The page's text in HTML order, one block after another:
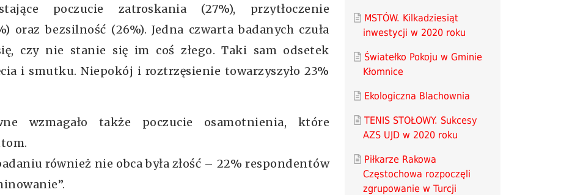
poczucie zatroskania (27%), przytłoczenie
oraz bezsilność (26%). Jedna czwarta badanych czuła
czy nie stanie się im coś złego. Taki sam odsetek
i smutku. Niepokój i roztrzęsienie towarzyszyło 23%
wzmagało także poczucie osamotnienia, które
również nie obca była złość – 22% respondentów
MSTÓW. Kilkadziesiąt
inwestycji w 2020 roku
Światełko Pokoju w Gminie
Kłomnice
Ekologiczna Blachownia
TENIS STOŁOWY. Sukcesy
AZS UJD w 2020 roku
Piłkarze Rakowa
Częstochowa rozpoczęli
zgrupowanie w Turcji